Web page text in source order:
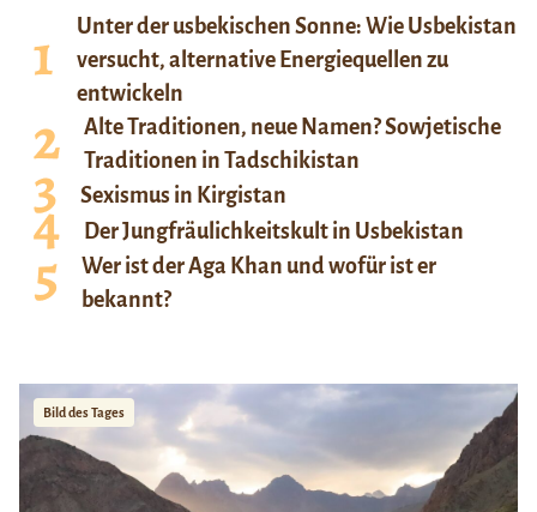
Unter der usbekischen Sonne: Wie Usbekistan
versucht, alternative Energiequellen zu
entwickeln
Alte Traditionen, neue Namen? Sowjetische
Traditionen in Tadschikistan
Sexismus in Kirgistan
Der Jungfräulichkeitskult in Usbekistan
Wer ist der Aga Khan und wofür ist er
bekannt?
Bild des Tages